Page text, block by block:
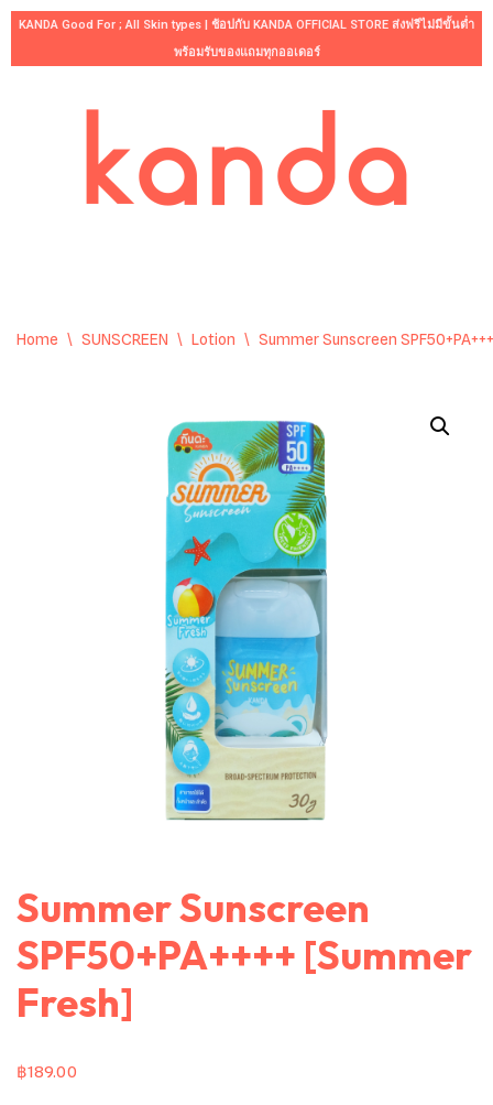
KANDA Good For ; All Skin types | ช้อปกับ KANDA OFFICIAL STORE ส่งฟรีไม่มีขั้นต่ำ
พร้อมรับของแถมทุกออเดอร์
Home \ SUNSCREEN \ Lotion \ Summer Sunscreen
Summer Sunscreen
SPF50+PA++++ [Summer
Fresh]
฿189.00